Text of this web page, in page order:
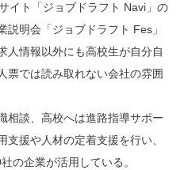
イト「ジョブドラフト Navi」の
明会「ジョブドラフト Fes」
人情報以外にも高校生が自分自
票では読み取れない会社の雰囲
相談、高校へは進路指導サポー
支援や人材の定着支援を行い、
の企業が活用している。